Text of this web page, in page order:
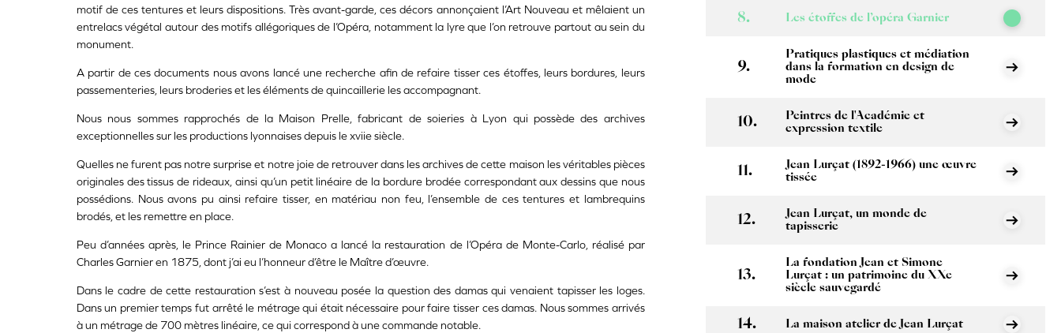
motif de ces tentures et leurs dispositions. Très avant-garde, ces décors annonçaient l’Art Nouveau et mêlaient un
entrelacs végétal autour des motifs allégoriques de l’Opéra, notamment la lyre que l’on retrouve partout au sein du
monument.
A partir de ces documents nous avons lancé une recherche afin de refaire tisser ces étoffes, leurs bordures, leurs
passementeries, leurs broderies et les éléments de quincaillerie les accompagnant.
Nous nous sommes rapprochés de la Maison Prelle, fabricant de soieries à Lyon qui possède des archives
exceptionnelles sur les productions lyonnaises depuis le xviie siècle.
Quelles ne furent pas notre surprise et notre joie de retrouver dans les archives de cette maison les véritables pièces
originales des tissus de rideaux, ainsi qu’un petit linéaire de la bordure brodée correspondant aux dessins que nous
possédions. Nous avons pu ainsi refaire tisser, en matériau non feu, l’ensemble de ces tentures et lambrequins
brodés, et les remettre en place.
Peu d’années après, le Prince Rainier de Monaco a lancé la restauration de l’Opéra de Monte-Carlo, réalisé par
Charles Garnier en 1875, dont j’ai eu l’honneur d’être le Maître d’œuvre.
Dans le cadre de cette restauration s’est à nouveau posée la question des damas qui venaient tapisser les loges.
Dans un premier temps fut arrêté le métrage qui était nécessaire pour faire tisser ces damas. Nous sommes arrivés
à un métrage de 700 mètres linéaire, ce qui correspond à une commande notable.
Les étoffes de l’opéra Garnier
Pratiques plastiques et médiation
dans la formation en design de
mode
Peintres de l'Académie et
expression textile
Jean Lurçat (1892-1966) une œuvre
tissée
Jean Lurçat, un monde de
tapisserie
La fondation Jean et Simone
Lurçat : un patrimoine du XXe
siècle sauvegardé
La maison atelier de Jean Lurçat